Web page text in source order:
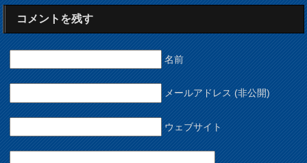
コメントを残す
名前
メールアドレス (非公開)
ウェブサイト